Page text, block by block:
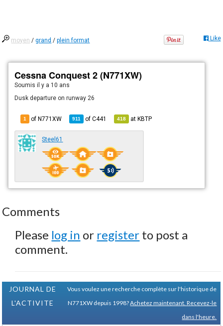
moyen /grand /plein format Like
Cessna Conquest 2 (N771XW)
Soumisil y a 10 ans
Dusk departure on runway 26
1 of N771XW 911 ofC441 418 atKBTP
Steel61
Comments
Please log in or register to post a
comment.
JOURNAL DE
L'ACTIVITE
Vous voulez une recherche complète sur l'historique de
N771XW depuis 1998?Achetez maintenant. Recevez-le
dans l'heure.